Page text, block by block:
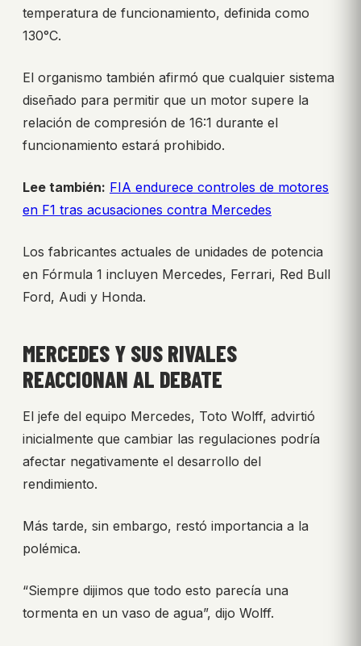
temperatura de funcionamiento, definida como
130°C.
El organismo también afirmó que cualquier sistema
diseñado para permitir que un motor supere la
relación de compresión de 16:1 durante el
funcionamiento estará prohibido.
Lee también: FIA endurece controles de motores
en F1 tras acusaciones contra Mercedes
Los fabricantes actuales de unidades de potencia
en Fórmula 1 incluyen Mercedes, Ferrari, Red Bull
Ford, Audi y Honda.
MERCEDES Y SUS RIVALES
REACCIONAN AL DEBATE
El jefe del equipo Mercedes, Toto Wolff, advirtió
inicialmente que cambiar las regulaciones podría
afectar negativamente el desarrollo del
rendimiento.
Más tarde, sin embargo, restó importancia a la
polémica.
“Siempre dijimos que todo esto parecía una
tormenta en un vaso de agua”, dijo Wolff.